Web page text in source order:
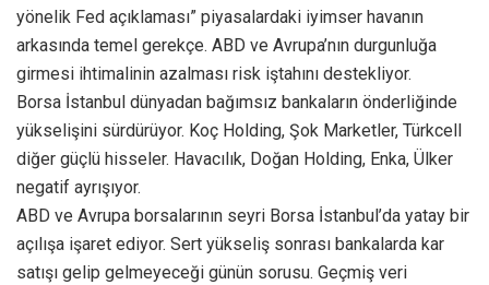
yönelik Fed açıklaması” piyasalardaki iyimser havanın
arkasında temel gerekçe. ABD ve Avrupa’nın durgunluğa
girmesi ihtimalinin azalması risk iştahını destekliyor.
Borsa İstanbul dünyadan bağımsız bankaların önderliğinde
yükselişini sürdürüyor. Koç Holding, Şok Marketler, Türkcell
diğer güçlü hisseler. Havacılık, Doğan Holding, Enka, Ülker
negatif ayrışıyor.
ABD ve Avrupa borsalarının seyri Borsa İstanbul’da yatay bir
açılışa işaret ediyor. Sert yükseliş sonrası bankalarda kar
satışı gelip gelmeyeceği günün sorusu. Geçmiş veri